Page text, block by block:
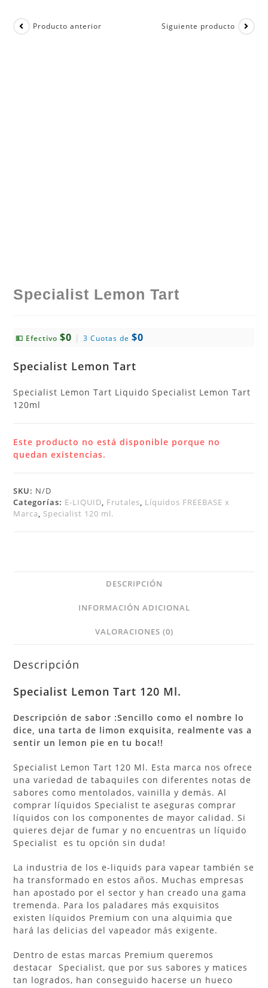
Producto anterior Siguiente producto
Specialist Lemon Tart
💵 Efectivo$0 | 3 Cuotas de$0
Specialist Lemon Tart
Specialist Lemon Tart Liquido Specialist Lemon Tart
120ml
Este producto no está disponible porque no
quedan existencias.
SKU: N/D
Categorías: E-LIQUID, Frutales, Líquidos FREEBASE x
Marca, Specialist 120 ml.
DESCRIPCIÓN
INFORMACIÓN ADICIONAL
VALORACIONES (0)
Descripción
Specialist Lemon Tart 120 Ml.
Descripción de sabor :Sencillo como el nombre lo
dice, una tarta de limon exquisita, realmente vas a
sentir un lemon pie en tu boca!!
Specialist Lemon Tart 120 Ml. Esta marca nos ofrece
una variedad de tabaquiles con diferentes notas de
sabores como mentolados, vainilla y demás. Al
comprar líquidos Specialist te aseguras comprar
líquidos con los componentes de mayor calidad. Si
quieres dejar de fumar y no encuentras un líquido
Specialist es tu opción sin duda!
La industria de los e-liquids para vapear también se
ha transformado en estos años. Muchas empresas
han apostado por el sector y han creado una gama
tremenda. Para los paladares más exquisitos
existen líquidos Premium con una alquimia que
hará las delicias del vapeador más exigente.
Dentro de estas marcas Premium queremos
destacar Specialist, que por sus sabores y matices
tan logrados, han conseguido hacerse un hueco